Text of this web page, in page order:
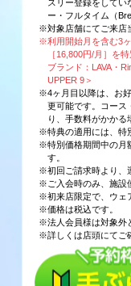
スリー登録をしてい
ー・フルタイム（
※対象店舗にてご来店
※利用開始月を含む3
［16,800円/月］を
ブランド：LAVA・
UPPER 9＞
※4ヶ月目以降は、お
更可能です。コース
り、手数料がかかる
※特典の適用には、特
※特別価格期間中の月
す。
※初回ご請求時より、
※ご入会時のみ、施設
※初来店限定で、ウェ
※価格は税込です。
※法人会員様は対象外
※詳しくは店頭にてご